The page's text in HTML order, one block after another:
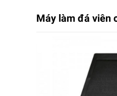
Máy làm đá viên